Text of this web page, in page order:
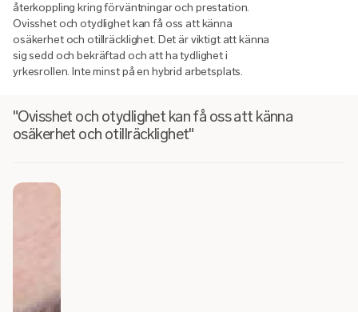
återkoppling kring förväntningar och prestation.
Ovisshet och otydlighet kan få oss att känna
osäkerhet och otillräcklighet. Det är viktigt att känna
sig sedd och bekräftad och att ha tydlighet i
yrkesrollen. Inte minst på en hybrid arbetsplats.
"Ovisshet och otydlighet kan få oss att känna
osäkerhet och otillräcklighet"